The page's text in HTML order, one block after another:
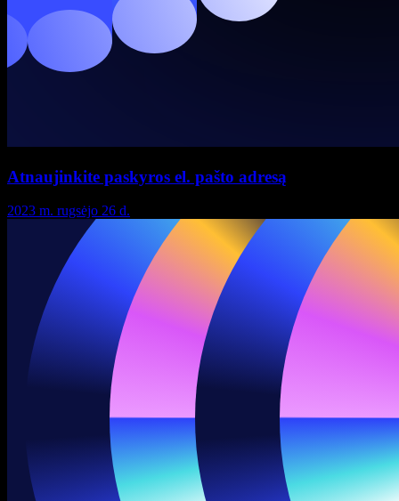
Atnaujinkite paskyros el. pašto adresą
2023 m. rugsėjo 26 d.